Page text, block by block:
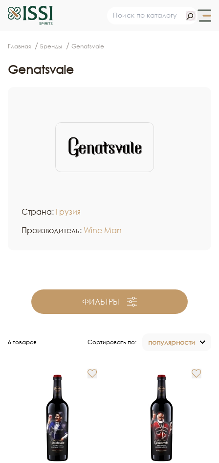
Главная Бренды Genatsvale
Genatsvale
Страна: Грузия
Производитель: Wine Man
ФИЛЬТРЫ
6 товаров Сортировать по: популярности